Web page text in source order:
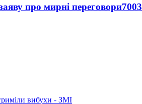
про мирні переговори7003